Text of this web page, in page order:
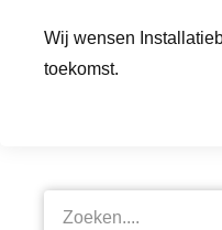
Wij wensen
toekomst.